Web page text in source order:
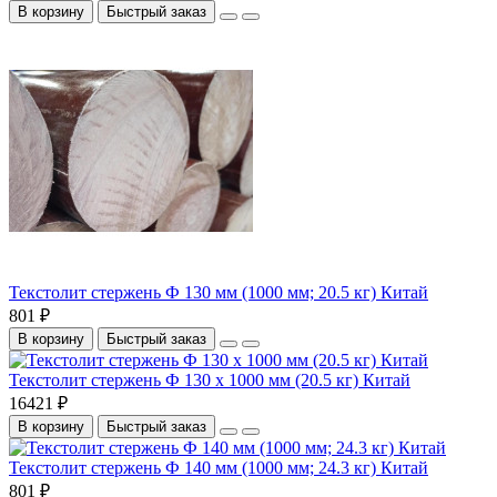
В корзину Быстрый заказ
Текстолит стержень Ф 130 мм (1000 мм; 20.5 кг) Китай
801 ₽
В корзину Быстрый заказ
Текстолит стержень Ф 130 х 1000 мм (20.5 кг) Китай
16421 ₽
В корзину Быстрый заказ
Текстолит стержень Ф 140 мм (1000 мм; 24.3 кг) Китай
801 ₽